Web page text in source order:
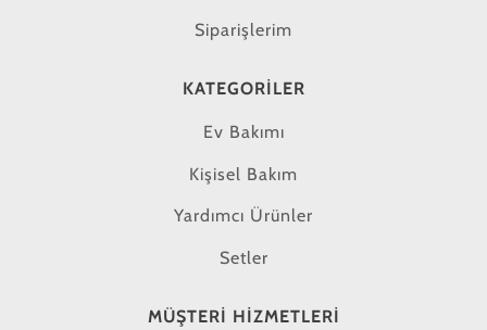
Siparişlerim
KATEGORILER
Ev Bakımı
Kişisel Bakım
Yardımcı Ürünler
Setler
MÜŞTERI HIZMETLERI